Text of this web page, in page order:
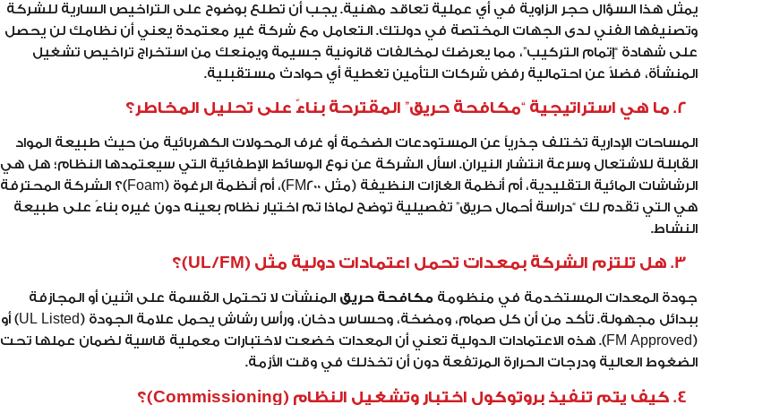
يمثل هذا السؤال حجر الزاوية في أي عملية تعاقد مهنية. يجب أن تطلع بوضوح على التراخيص السارية للشركة
وتصنيفها الفني لدى الجهات المختصة في دولتك. التعامل مع شركة غير معتمدة يعني أن نظامك لن يحصل
على شهادة “إتمام التركيب”، مما يعرضك لمخالفات قانونية جسيمة ويمنعك من استخراج تراخيص تشغيل
المنشأة، فضلاً عن احتمالية رفض شركات التأمين تغطية أي حوادث مستقبلية.
المساحات الإدارية تختلف جذرياً عن المستودعات الضخمة أو غرف المحولات الكهربائية من حيث طبيعة المواد
القابلة للاشتعال وسرعة انتشار النيران. اسأل الشركة عن نوع الوسائط الإطفائية التي سيعتمدها النظام؛ هل هي
الرشاشات المائية التقليدية، أم أنظمة الغازات النظيفة (مثل FM200)، أم أنظمة الرغوة (Foam)؟ الشركة المحترفة
هي التي تقدم لك “دراسة أحمال حريق” تفصيلية توضح لماذا تم اختيار نظام بعينه دون غيره بناءً على طبيعة
النشاط.
جودة المعدات المستخدمة في منظومة مكافحة حريق المنشآت لا تحتمل القسمة على اثنين أو المجازفة
ببدائل مجهولة. تأكد من أن كل صمام، ومضخة، وحساس دخان، ورأس رشاش يحمل علامة الجودة (UL Listed) أو
(FM Approved). هذه الاعتمادات الدولية تعني أن المعدات خضعت لاختبارات معملية قاسية لضمان عملها تحت
الضغوط العالية ودرجات الحرارة المرتفعة دون أن تخذلك في وقت الأزمة.